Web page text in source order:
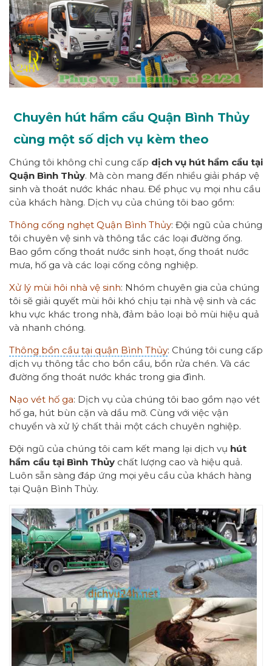
Chuyên hút hầm cầu Quận Bình Thủy
cùng một số dịch vụ kèm theo
Chúng tôi không chỉ cung cấp dịch vụ hút hầm cầu tại
Quận Bình Thủy. Mà còn mang đến nhiều giải pháp vệ
sinh và thoát nước khác nhau. Để phục vụ mọi nhu cầu
của khách hàng. Dịch vụ của chúng tôi bao gồm:
Thông cống nghẹt Quận Bình Thủy: Đội ngũ của chúng
tôi chuyên vệ sinh và thông tắc các loại đường ống.
Bao gồm cống thoát nước sinh hoạt, ống thoát nước
mưa, hố ga và các loại cống công nghiệp.
Xử lý mùi hôi nhà vệ sinh: Nhóm chuyên gia của chúng
tôi sẽ giải quyết mùi hôi khó chịu tại nhà vệ sinh và các
khu vực khác trong nhà, đảm bảo loại bỏ mùi hiệu quả
và nhanh chóng.
Thông bồn cầu tại quận Bình Thủy: Chúng tôi cung cấp
dịch vụ thông tắc cho bồn cầu, bồn rửa chén. Và các
đường ống thoát nước khác trong gia đình.
Nạo vét hố ga: Dịch vụ của chúng tôi bao gồm nạo vét
hố ga, hút bùn cặn và dầu mỡ. Cùng với việc vận
chuyển và xử lý chất thải một cách chuyên nghiệp.
Đội ngũ của chúng tôi cam kết mang lại dịch vụ hút
hầm cầu tại Bình Thủy chất lượng cao và hiệu quả.
Luôn sẵn sàng đáp ứng mọi yêu cầu của khách hàng
tại Quận Bình Thủy.